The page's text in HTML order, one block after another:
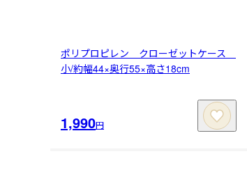
ポリプロピレン クローゼットケース
小/約幅44×奥行55×高さ18cm
1,990円